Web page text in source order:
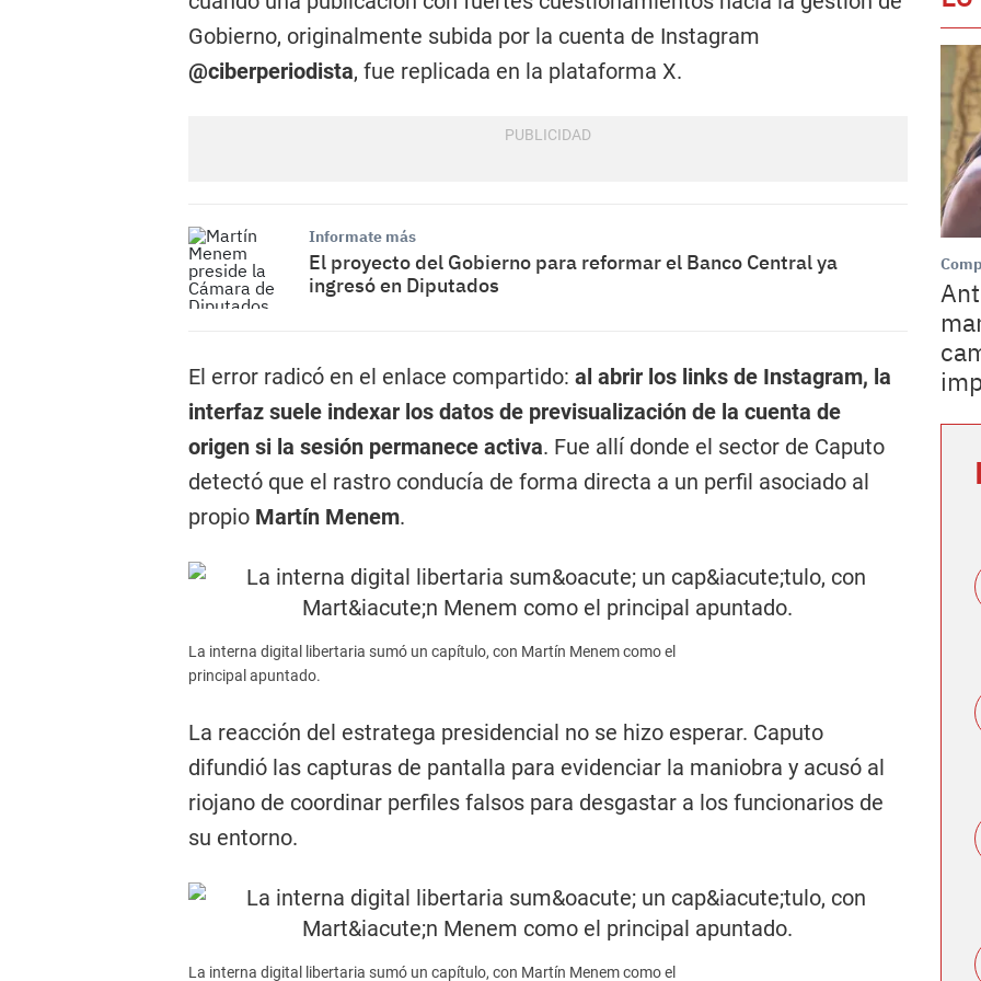
Gobierno, originalmente subida por la cuenta de Instagram
@ciberperiodista, fue replicada en la plataforma X.
Informate más
El proyecto del Gobierno para reformar el Banco Central ya
ingresó en Diputados
El error radicó en el enlace compartido: al abrir los links de Instagram, la
interfaz suele indexar los datos de previsualización de la cuenta de
origen si la sesión permanece activa. Fue allí donde el sector de Caputo
detectó que el rastro conducía de forma directa a un perfil asociado al
propio Martín Menem.
La interna digital libertaria sumó un capítulo, con Martín Menem como el
principal apuntado.
La reacción del estratega presidencial no se hizo esperar. Caputo
difundió las capturas de pantalla para evidenciar la maniobra y acusó al
riojano de coordinar perfiles falsos para desgastar a los funcionarios de
su entorno.
La interna digital libertaria sumó un capítulo, con Martín Menem como el